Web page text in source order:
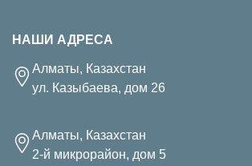
НАШИ АДРЕСА
Алматы, Казахстан
ул. Казыбаева, дом 26
Алматы, Казахстан
2-й микрорайон, дом 5